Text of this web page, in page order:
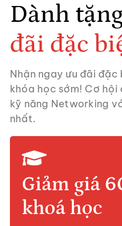
Dành
đãi đặc
Nhận ngay ưu đãi
khóa học sớm! Cơ hội
kỹ năng Networking
nhất.
Giảm giá
khoá học